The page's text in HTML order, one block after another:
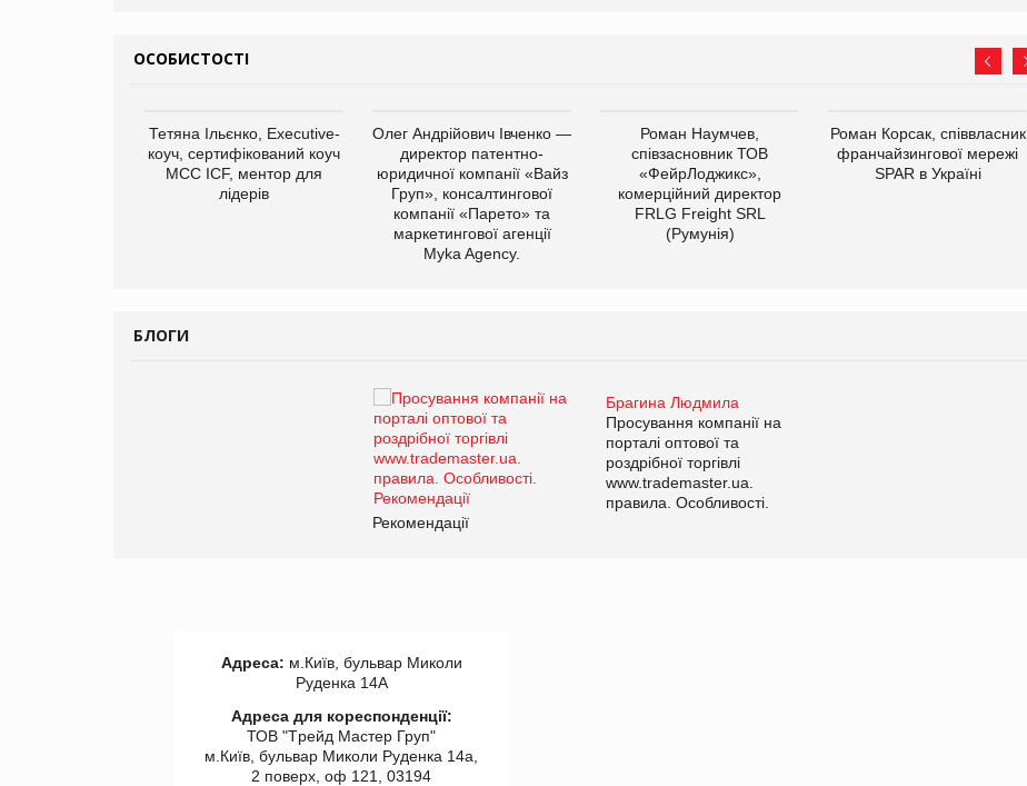
ОСОБИСТОСТІ
Тетяна Ільєнко, Executive-
коуч, сертифікований коуч
МСС ICF, ментор для
лідерів
Олег Андрійович Івченко —
директор патентно-
юридичної компанії «Вайз
Груп», консалтингової
компанії «Парето» та
маркетингової агенції
Myka Agency.
Роман Наумчев,
співзасновник ТОВ
«ФейрЛоджикс»,
комерційний директор
FRLG Freight SRL
(Румунія)
Роман Корсак, співвласник
франчайзингової мережі
SPAR в Україні
БЛОГИ
Брагина Людмила
Просування компанії на
порталі оптової та
роздрібної торгівлі
www.trademaster.ua.
правила. Особливості.
Рекомендації
Адреса: м.Київ, бульвар Миколи
Руденка 14А
Адреса для кореспонденції:
ТОВ "Tрейд Мастер Груп"
м.Київ, бульвар Миколи Руденка 14а,
2 поверх, оф 121, 03194